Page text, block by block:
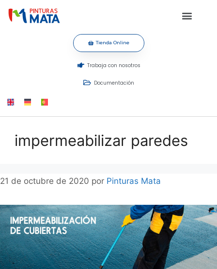
Tienda Online
Trabaja con nosotros
Documentación
impermeabilizar paredes
21 de octubre de 2020 por Pinturas Mata